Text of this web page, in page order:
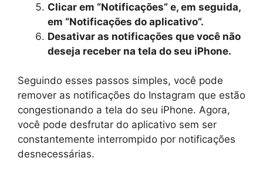
Clicar em “Notificações” e, em seguida,
em “Notificações do aplicativo”.
Desativar as notificações que você não
deseja receber na tela do seu iPhone.
Seguindo esses passos simples, você pode
remover as notificações do Instagram que estão
congestionando a tela do seu iPhone. Agora,
você pode desfrutar do aplicativo sem ser
constantemente interrompido por notificações
desnecessárias.